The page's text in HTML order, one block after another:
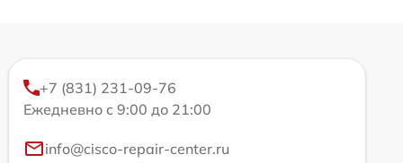
+7 (831) 231-09-76
Ежедневно с 9:00 до 21:00
info@cisco-repair-center.ru